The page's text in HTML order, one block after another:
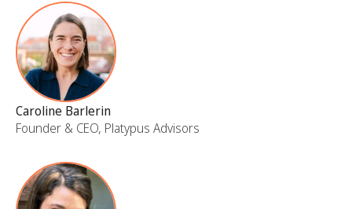
Caroline Barlerin
Founder & CEO, Platypus Advisors